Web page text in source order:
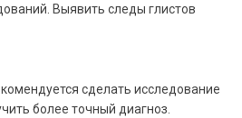
Выявить следы глистов
сделать исследование
более точный диагноз.